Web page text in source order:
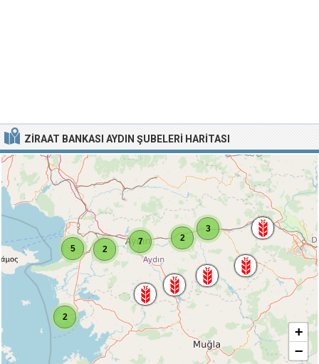
ZIRAAT BANKASI AYDIN ŞUBELERI HARITASI
5
2
2
7
2
3
+
−